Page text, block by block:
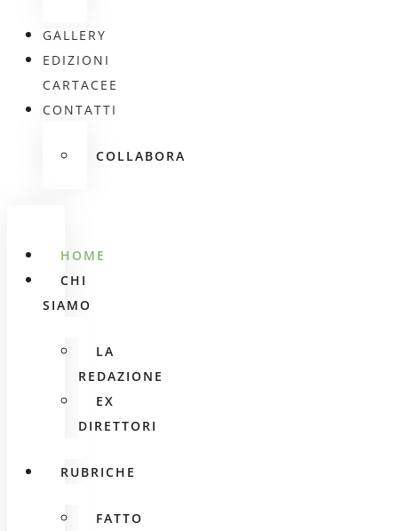
GALLERY
EDIZIONI
CARTACEE
CONTATTI
COLLABORA
HOME
CHI
SIAMO
LA
REDAZIONE
EX
DIRETTORI
RUBRICHE
FATTO